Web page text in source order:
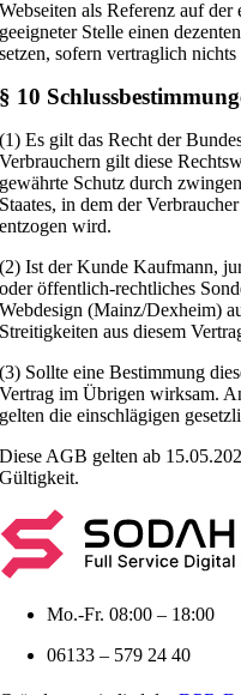
Webseiten als Referenz auf
geeigneter Stelle einen
setzen, sofern vertraglich
§ 10
(1) Es gilt das Recht der
Verbrauchern gilt diese
gewährte Schutz durch
Staates, in dem der
entzogen wird.
(2) Ist der Kunde Kaufmann,
oder öffentlich-rechtliches
Webdesign (Mainz/Dexheim)
Streitigkeiten aus diesem
(3) Sollte eine Bestimmung
Vertrag im Übrigen wirksam.
gelten die einschlägigen
Diese AGB gelten ab
Gültigkeit.
Mo.-Fr. 08:00 – 18:00
06133 – 579 24 40